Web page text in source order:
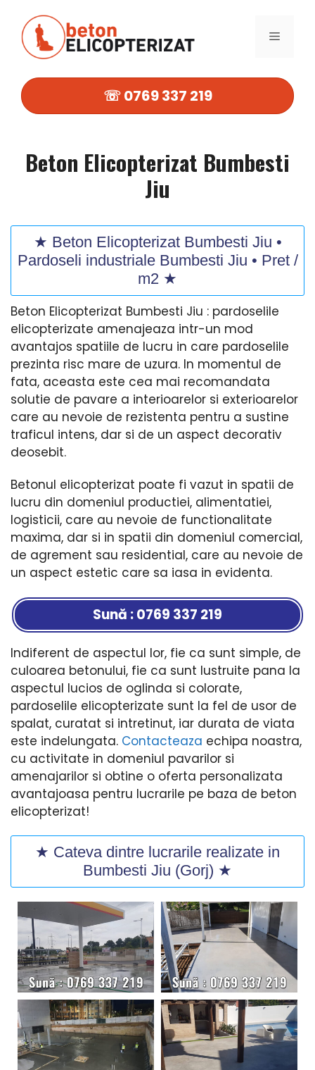
conținut
MENIU
☏ 0769 337 219
Beton Elicopterizat Bumbesti
Jiu
★ Beton Elicopterizat Bumbesti Jiu •
Pardoseli industriale Bumbesti Jiu • Pret /
m2 ★
Beton Elicopterizat Bumbesti Jiu : pardoselile
elicopterizate amenajeaza intr-un mod
avantajos spatiile de lucru in care pardoselile
prezinta risc mare de uzura. In momentul de
fata, aceasta este cea mai recomandata
solutie de pavare a interioarelor si exterioarelor
care au nevoie de rezistenta pentru a sustine
traficul intens, dar si de un aspect decorativ
deosebit.
Betonul elicopterizat poate fi vazut in spatii de
lucru din domeniul productiei, alimentatiei,
logisticii, care au nevoie de functionalitate
maxima, dar si in spatii din domeniul comercial,
de agrement sau residential, care au nevoie de
un aspect estetic care sa iasa in evidenta.
Sună : 0769 337 219
Indiferent de aspectul lor, fie ca sunt simple, de
culoarea betonului, fie ca sunt lustruite pana la
aspectul lucios de oglinda si colorate,
pardoselile elicopterizate sunt la fel de usor de
spalat, curatat si intretinut, iar durata de viata
este indelungata. Contacteaza echipa noastra,
cu activitate in domeniul pavarilor si
amenajarilor si obtine o oferta personalizata
avantajoasa pentru lucrarile pe baza de beton
elicopterizat!
★ Cateva dintre lucrarile realizate in
Bumbesti Jiu (Gorj) ★